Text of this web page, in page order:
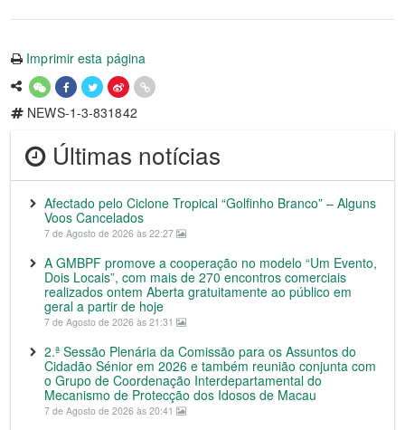
Imprimir esta página
NEWS-1-3-831842
Últimas notícias
Afectado pelo Ciclone Tropical “Golfinho Branco” – Alguns
Voos Cancelados
7 de Agosto de 2026 às 22:27
A GMBPF promove a cooperação no modelo “Um Evento,
Dois Locais”, com mais de 270 encontros comerciais
realizados ontem Aberta gratuitamente ao público em
geral a partir de hoje
7 de Agosto de 2026 às 21:31
2.ª Sessão Plenária da Comissão para os Assuntos do
Cidadão Sénior em 2026 e também reunião conjunta com
o Grupo de Coordenação Interdepartamental do
Mecanismo de Protecção dos Idosos de Macau
7 de Agosto de 2026 às 20:41